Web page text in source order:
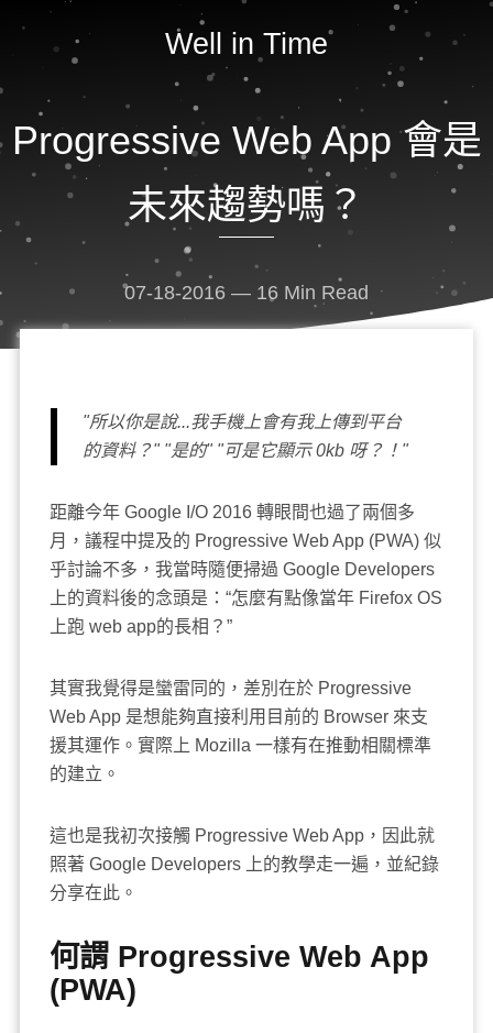
Well in Time
Progressive Web App 會是
未來趨勢嗎？
07-18-2016 — 16 Min Read
"所以你是說...我手機上會有我上傳到平台
的資料？" "是的" "可是它顯示 0kb 呀？！"
距離今年 Google I/O 2016 轉眼間也過了兩個多
月，議程中提及的 Progressive Web App (PWA) 似
乎討論不多，我當時隨便掃過 Google Developers
上的資料後的念頭是：“怎麼有點像當年 Firefox OS
上跑 web app的長相？”
其實我覺得是蠻雷同的，差別在於 Progressive
Web App 是想能夠直接利用目前的 Browser 來支
援其運作。實際上 Mozilla 一樣有在推動相關標準
的建立。
這也是我初次接觸 Progressive Web App，因此就
照著 Google Developers 上的教學走一遍，並紀錄
分享在此。
何謂 Progressive Web App
(PWA)